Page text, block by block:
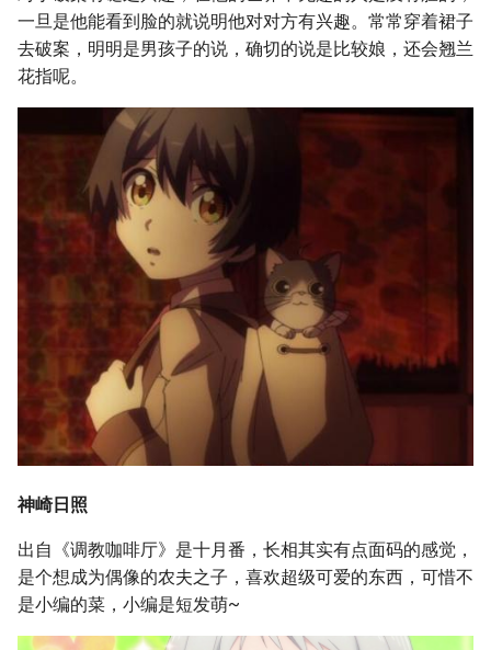
一旦是他能看到脸的就说明他对对方有兴趣。常常穿着裙子
去破案，明明是男孩子的说，确切的说是比较娘，还会翘兰
花指呢。
神崎日照
出自《调教咖啡厅》是十月番，长相其实有点面码的感觉，
是个想成为偶像的农夫之子，喜欢超级可爱的东西，可惜不
是小编的菜，小编是短发萌~